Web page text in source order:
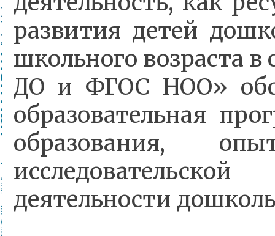
развития детей
школьного возраста
ДО и ФГОС НОО»
образовательная
образования,
деятельности